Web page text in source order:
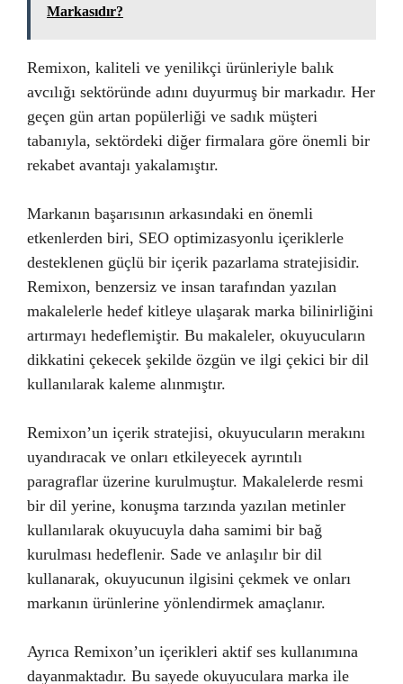
Markasıdır?
Remixon, kaliteli ve yenilikçi ürünleriyle balık
avcılığı sektöründe adını duyurmuş bir markadır. Her
geçen gün artan popülerliği ve sadık müşteri
tabanıyla, sektördeki diğer firmalara göre önemli bir
rekabet avantajı yakalamıştır.
Markanın başarısının arkasındaki en önemli
etkenlerden biri, SEO optimizasyonlu içeriklerle
desteklenen güçlü bir içerik pazarlama stratejisidir.
Remixon, benzersiz ve insan tarafından yazılan
makalelerle hedef kitleye ulaşarak marka bilinirliğini
artırmayı hedeflemiştir. Bu makaleler, okuyucuların
dikkatini çekecek şekilde özgün ve ilgi çekici bir dil
kullanılarak kaleme alınmıştır.
Remixon’un içerik stratejisi, okuyucuların merakını
uyandıracak ve onları etkileyecek ayrıntılı
paragraflar üzerine kurulmuştur. Makalelerde resmi
bir dil yerine, konuşma tarzında yazılan metinler
kullanılarak okuyucuyla daha samimi bir bağ
kurulması hedeflenir. Sade ve anlaşılır bir dil
kullanarak, okuyucunun ilgisini çekmek ve onları
markanın ürünlerine yönlendirmek amaçlanır.
Ayrıca Remixon’un içerikleri aktif ses kullanımına
dayanmaktadır. Bu sayede okuyuculara marka ile